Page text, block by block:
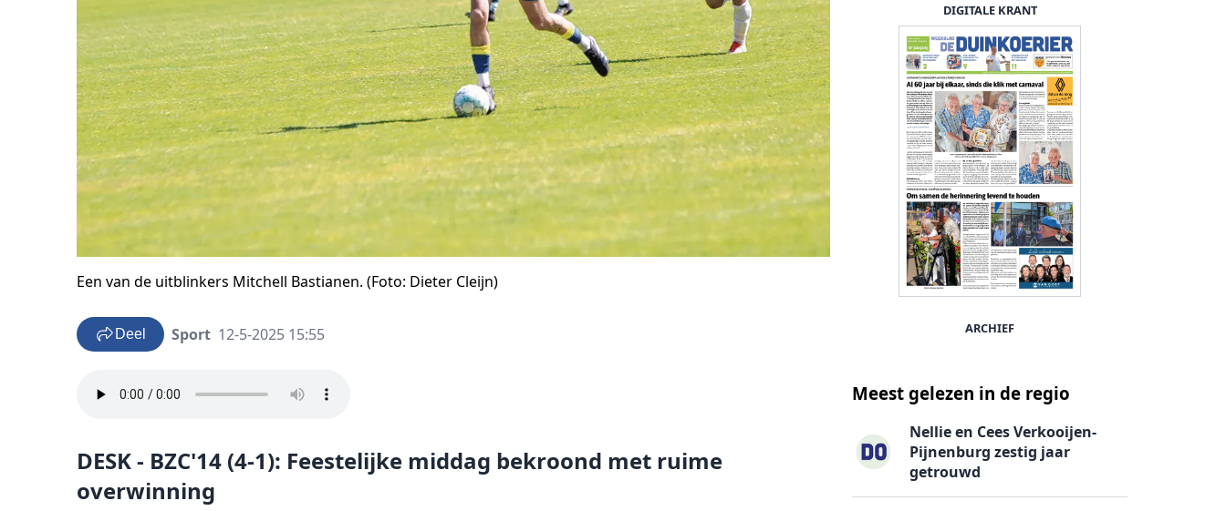
Een van de uitblinkers Mitchell Bastianen. (Foto: Dieter Cleijn)
Deel Sport 12-5-2025 15:55
DESK - BZC'14 (4-1): Feestelijke middag bekroond met ruime
overwinning
DIGITALE KRANT
ARCHIEF
Meest gelezen in de regio
Nellie en Cees Verkooijen-
Pijnenburg zestig jaar
getrouwd